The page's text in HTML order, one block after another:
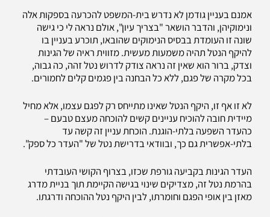
אמנם בעניין גודמן לא נדרש בית-המשפט להכרעה בספקות אלה
ונימוקיהן, והדבר הושאר "בצריך עיון", אולם נראה לי כי גישה
שונה זו העומדת בבסיס הנימוקים שהובאו, תוכרע בעניין בו
להיקף הנטל תהיה משמעות מעשית. מזווית ראיה של הגינות
וצדק, ברור הוא שאין זה נראה צודק לדרוש נטל זהה, כה גבוה,
בכל מקרה של פגם, ללא כל הבחנה בין פגמים קלים לחמורים.
לא זו אף זו, היקף הנטל שאינו מתייחס רק לפגם עצמו, אלא מחיל
מיידית חובה להוכיח עניינים קשים להוכחה מעצם טבעם –
כהעדר השפעה בלתי-הוגנת. הוכחת עניין זה קשה עד
בלתי-אפשרית גם כך, ובוודאי בדרישת נטל של "העדר כל ספק".
העדר הגינות בקביעה גורפת שכזו, בצרוף הקושי העובדתי
בהרמת נטל זה, מצדיקים שינוי בגישה הקיימת תוך בניית מדרג
מאזן בין אופי הפגם וחומרתו, לבין היקף נטל ההוכחה ודרגתו.